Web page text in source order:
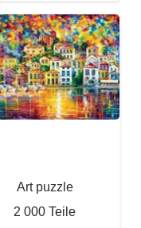
Art puzzle
2 000 Teile